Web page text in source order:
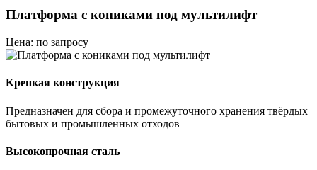
Платформа с кониками под мультилифт
Цена: по запросу
Крепкая конструкция
Предназначен для сбора и промежуточного хранения твёрдых
бытовых и промышленных отходов
Высокопрочная сталь